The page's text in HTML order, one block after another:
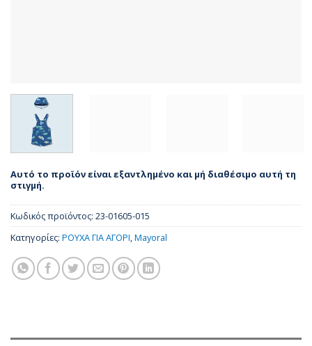
Αυτό το προϊόν είναι εξαντλημένο και μή διαθέσιμο αυτή τη
στιγμή.
Κωδικός προϊόντος: 23-01605-015
Κατηγορίες: ΡΟΥΧΑ ΓΙΑ ΑΓΟΡΙ,Mayoral